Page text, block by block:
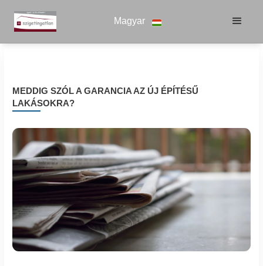
Magyar
MEDDIG SZÓL A GARANCIA AZ ÚJ ÉPÍTÉSŰ
LAKÁSOKRA?